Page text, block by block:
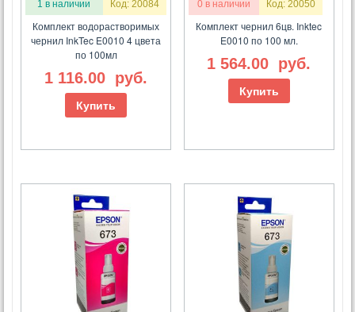
1 в наличии Код: 20084
Комплект водорастворимых
чернил InkTec E0010 4 цвета
по 100мл
1 116.00 руб.
Купить
0 в наличии Код: 20050
Комплект чернил 6цв. Inktec
E0010 по 100 мл.
1 564.00 руб.
Купить